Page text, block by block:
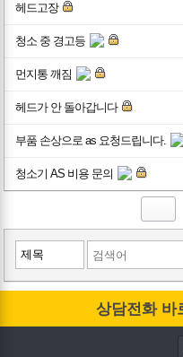
헤드고장
청소 중 경고등
먼지통 깨짐
헤드가 안 돌아갑니다
부품 손상으로 as 요청드립니다.
청소기 AS 비용 문의
상담전화 바